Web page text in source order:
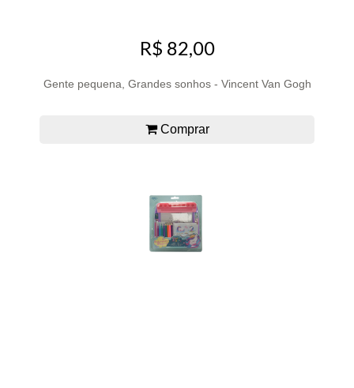
R$ 82,00
Gente pequena, Grandes sonhos - Vincent Van Gogh
Comprar